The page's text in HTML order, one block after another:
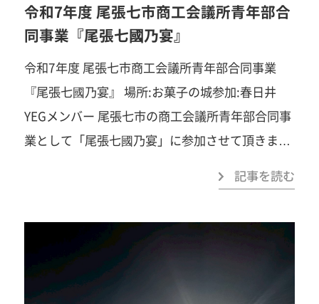
一年間お疲れ様でした
アカデミー生の皆様修了
おめでとうございます
一歩踏み出すこと
で、見える景色がきっと変わります。あなたの
「挑戦してみたい」を、春日井YEGでカタチにし
ませんか？「自己研鑽」「自己実現」「楽しさ」
「苦しさ」「笑い」「汗」「涙」「感動」…まず
令和7年度 尾張七市商工会議所青年部合
同事業『尾張七國乃宴』
令和7年度 尾張七市商工会議所青年部合同事業
『尾張七國乃宴』 場所:お菓子の城参加:春日井
YEGメンバー 尾張七市の商工会議所青年部合同事
業として「尾張七國乃宴」に参加させて頂きまし
と交流を深め、相互の連携強化を図ることを目的
語り合い、新たな気づきとつながりを築く貴重な
機会となりました。 講演会では伝説のホスト井上
敬一さんに経験談「覚悟に勝る戦略なし！」伝説
記事を読む